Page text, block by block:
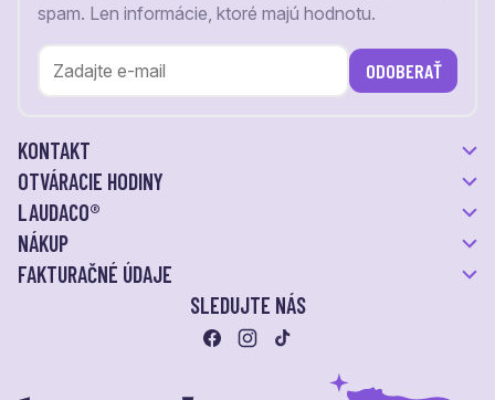
spam. Len informácie, ktoré majú hodnotu.
ODOBERAŤ
KONTAKT
OTVÁRACIE HODINY
LAUDACO®
NÁKUP
FAKTURAČNÉ ÚDAJE
SLEDUJTE NÁS